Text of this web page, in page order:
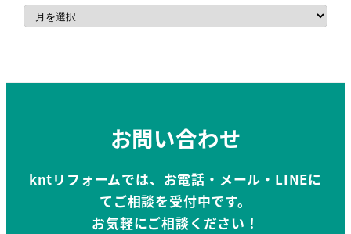
ー
ブ
お問い合わせ
kntリフォームでは、お電話・メール・LINEに
てご相談を受付中です。
お気軽にご相談ください！